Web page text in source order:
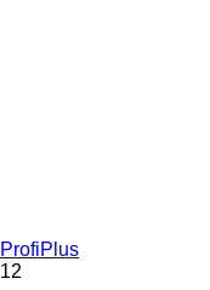
ProfiPlus
12